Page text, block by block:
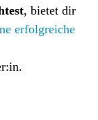
, bietet dir
erfolgreiche